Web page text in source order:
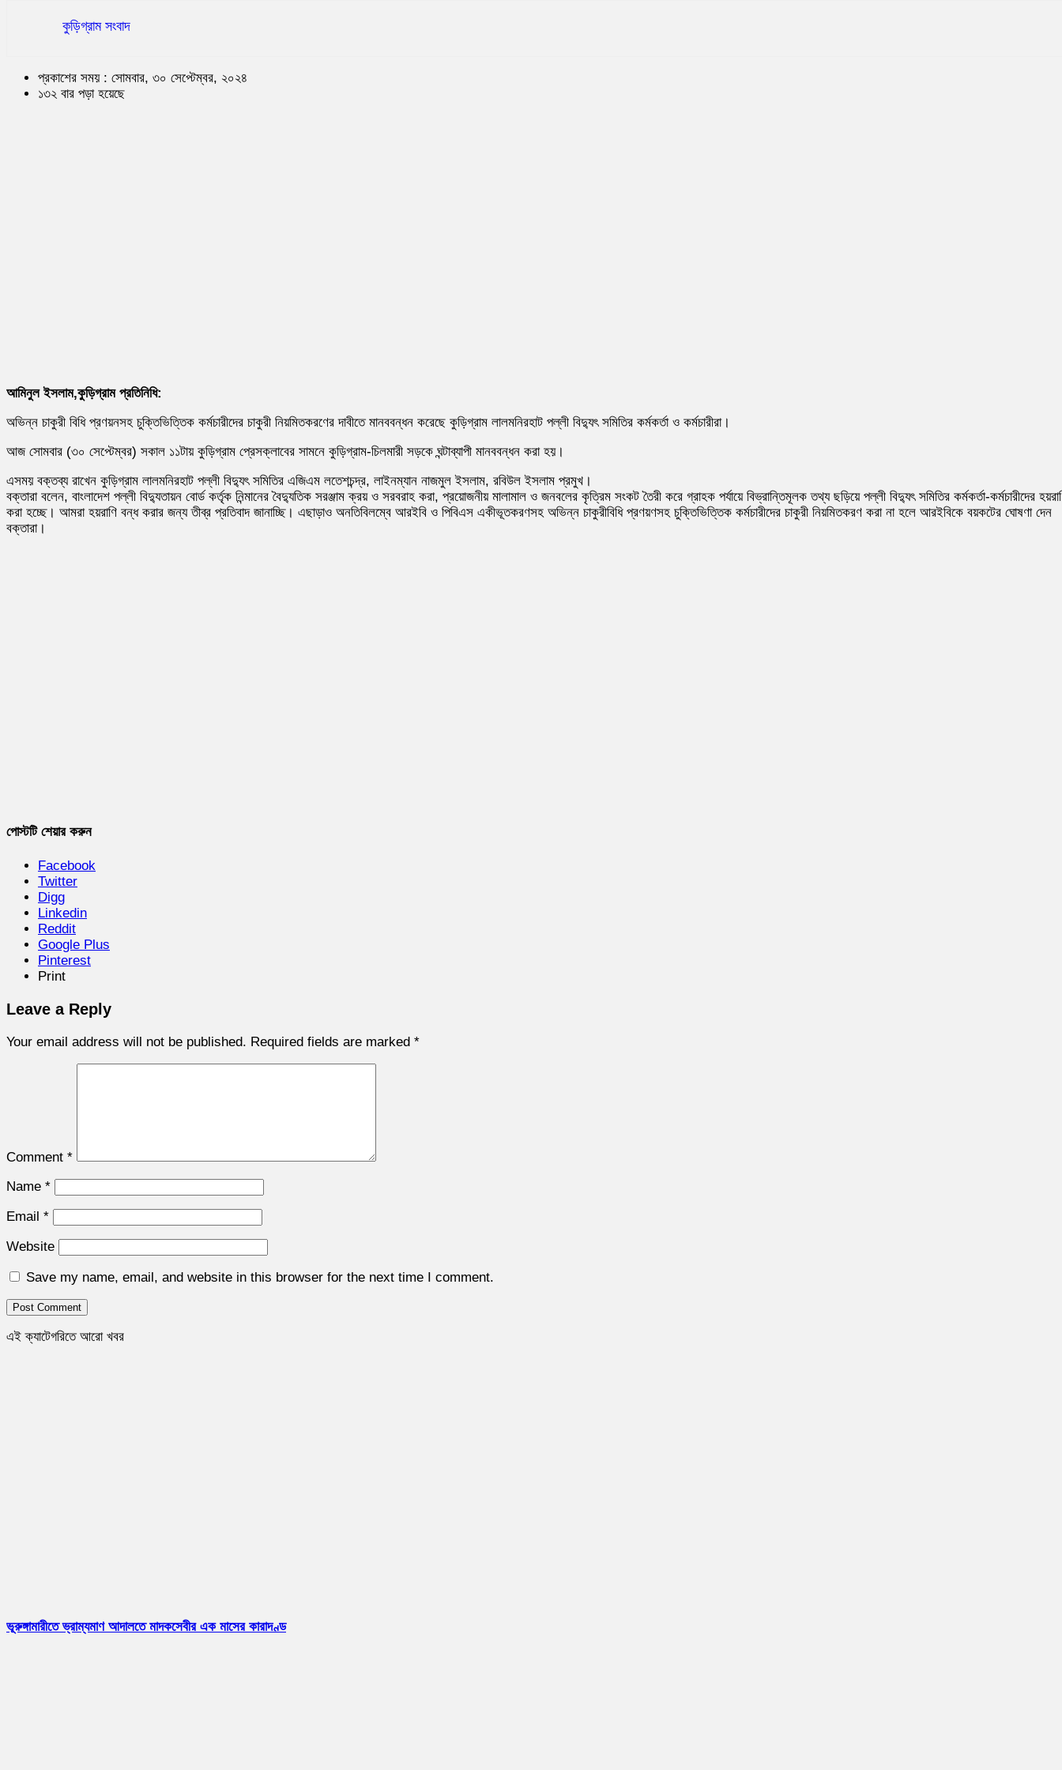
কুড়িগ্রাম সংবাদ
প্রকাশের সময় : সোমবার, ৩০ সেপ্টেম্বর, ২০২৪
১৩২ বার পড়া হয়েছে
আমিনুল ইসলাম,কুড়িগ্রাম প্রতিনিধি:
অভিন্ন চাকুরী বিধি প্রণয়নসহ চুক্তিভিত্তিক কর্মচারীদের চাকুরী নিয়মিতকরণের দাবীতে মানববন্ধন করেছে কুড়িগ্রাম লালমনিরহাট পল্লী বিদ্যুৎ সমিতির কর্মকর্তা ও কর্মচারীরা।
আজ সোমবার (৩০ সেপ্টেম্বর) সকাল ১১টায় কুড়িগ্রাম প্রেসক্লাবের সামনে কুড়িগ্রাম-চিলমারী সড়কে ঘন্টাব্যাপী মানববন্ধন করা হয়।
এসময় বক্তব্য রাখেন কুড়িগ্রাম লালমনিরহাট পল্লী বিদ্যুৎ সমিতির এজিএম লতেশচন্দ্র, লাইনম্যান নাজমুল ইসলাম, রবিউল ইসলাম প্রমুখ।
বক্তারা বলেন, বাংলাদেশ পল্লী বিদ্যুতায়ন বোর্ড কর্তৃক নিন্মানের বৈদ্যুতিক সরঞ্জাম ক্রয় ও সরবরাহ করা, প্রয়োজনীয় মালামাল ও জনবলের কৃত্রিম সংকট তৈরী করে গ্রাহক পর্যায়ে বিভ্রান্তিমূলক তথ্য ছড়িয়ে পল্লী বিদ্যুৎ সমিতির কর্মকর্তা-কর্মচারীদের
করা হচ্ছে। আমরা হয়রাণি বন্ধ করার জন্য তীব্র প্রতিবাদ জানাচ্ছি। এছাড়াও অনতিবিলম্বে আরইবি ও পিবিএস একীভূতকরণসহ অভিন্ন চাকুরীবিধি প্রণয়ণসহ চুক্তিভিত্তিক কর্মচারীদের চাকুরী নিয়মিতকরণ করা না হলে আরইবিকে বয়কটের ঘোষণা দেন
বক্তারা।
পোস্টটি শেয়ার করুন
Facebook
Twitter
Digg
Linkedin
Reddit
Google Plus
Pinterest
Print
Leave a Reply
Your email address will not be published. Required fields are marked *
Comment *
Name *
Email *
Website
Save my name, email, and website in this browser for the next time I comment.
এই ক্যাটেগরিতে আরো খবর
ভূরুঙ্গামারীতে ভ্রাম্যমাণ আদালতে মাদকসেবীর এক মাসের কারাদণ্ড